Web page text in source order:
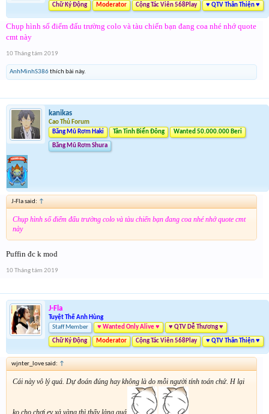
Chữ Ký Động Moderator Cộng Tác Viên 568Play ♥ QTV Thân Thiện ♥
Chụp hình số điểm đấu trường colo và tàu chiến bạn đang coa nhé nhớ quote
cmt này
10 Tháng tám 2019
AnhMinhS386thích bài này.
kanikas
Cao Thủ Forum
Băng Mũ Rơm Haki
Tân Tinh Biển Đông Wanted 50.000.000 Beri
Băng Mũ Rơm Shura
J-Fla said: ↑
Chụp hình số điểm đấu trường colo và tàu chiến bạn đang coa nhé nhớ quote cmt
này
Puffin đc k mod
10 Tháng tám 2019
J-Fla
Tuyệt Thế Anh Hùng
Staff Member
♥ Wanted Only Alive ♥ ♥ QTV Dễ Thương ♥
Chữ Ký Động Moderator Cộng Tác Viên 568Play ♥ QTV Thân Thiện ♥
wjnter_love said: ↑
Cái này vô lý quá. Dự đoán đúng hay không là do mỗi người tính toán chứ. H lại
ko cho chơi ev xả vàng thì thấy lảng quá